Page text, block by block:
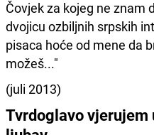
Čovjek za kojeg ne znam
dvojicu ozbiljnih srpskih
pisaca hoće od mene da
možeš..."
(juli 2013)
Tvrdoglavo vjerujem